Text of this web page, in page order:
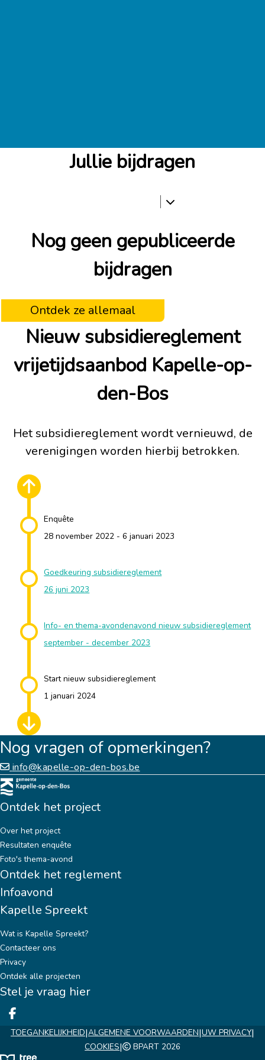
Jullie bijdragen
Nog geen gepubliceerde
bijdragen
Ontdek ze allemaal
Nieuw subsidiereglement
vrijetijdsaanbod Kapelle-op-
den-Bos
Het subsidiereglement wordt vernieuwd, de
verenigingen worden hierbij betrokken.
Enquête
28 november 2022 - 6 januari 2023
Goedkeuring subsidiereglement
26 juni 2023
Info- en thema-avondenavond nieuw subsidiereglement
september - december 2023
Start nieuw subsidiereglement
1 januari 2024
Nog vragen of opmerkingen?
info@kapelle-op-den-bos.be
Ontdek het project
Over het project
Resultaten enquête
Foto's thema-avond
Ontdek het reglement
Infoavond
Kapelle Spreekt
Wat is Kapelle Spreekt?
Contacteer ons
Privacy
Ontdek alle projecten
Stel je vraag hier
Deel op facebook
TOEGANKELIJKHEID|ALGEMENE VOORWAARDEN|UW PRIVACY|
COOKIES| BPART 2026